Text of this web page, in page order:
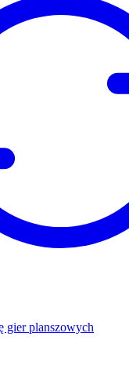
gier planszowych